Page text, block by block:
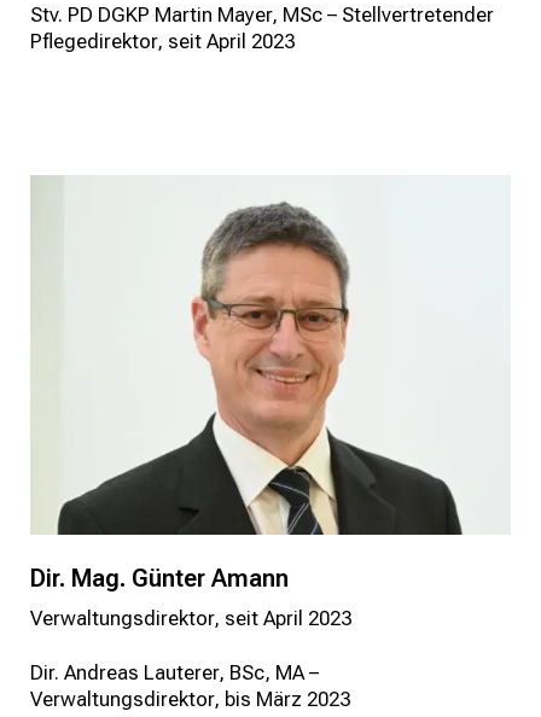
Stv. PD DGKP Martin Mayer, MSc – Stellvertretender
Pflegedirektor, seit April 2023
Dir. Mag. Günter Amann
Verwaltungsdirektor, seit April 2023
Dir. Andreas Lauterer, BSc, MA –
Verwaltungsdirektor, bis März 2023